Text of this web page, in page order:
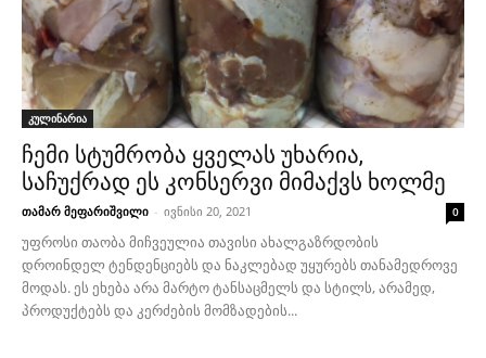
კულინარია
ჩემი სტუმრობა ყველას უხარია,
საჩუქრად ეს კონსერვი მიმაქვს ხოლმე
თამარ მეფარიშვილი - ივნისი 20, 2021 0
უფროსი თაობა მიჩვეულია თავისი ახალგაზრდობის
დროინდელ ტენდენციებს და ნაკლებად უყურებს თანამედროვე
მოდას. ეს ეხება არა მარტო ტანსაცმელს და სტილს, არამედ,
პროდუქტებს და კერძების მომზადების...